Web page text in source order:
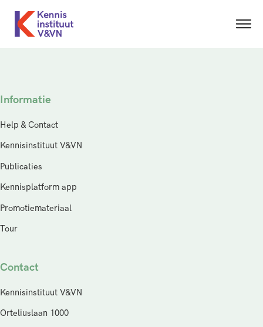
Informatie
Help & Contact
Kennisinstituut V&VN
Publicaties
Kennisplatform app
Promotiemateriaal
Tour
Contact
Kennisinstituut V&VN
Orteliuslaan 1000